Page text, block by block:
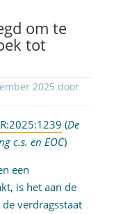
om te
tot
2025 door
(De
c.s. en EOC)
een
is het aan de
verdragsstaat